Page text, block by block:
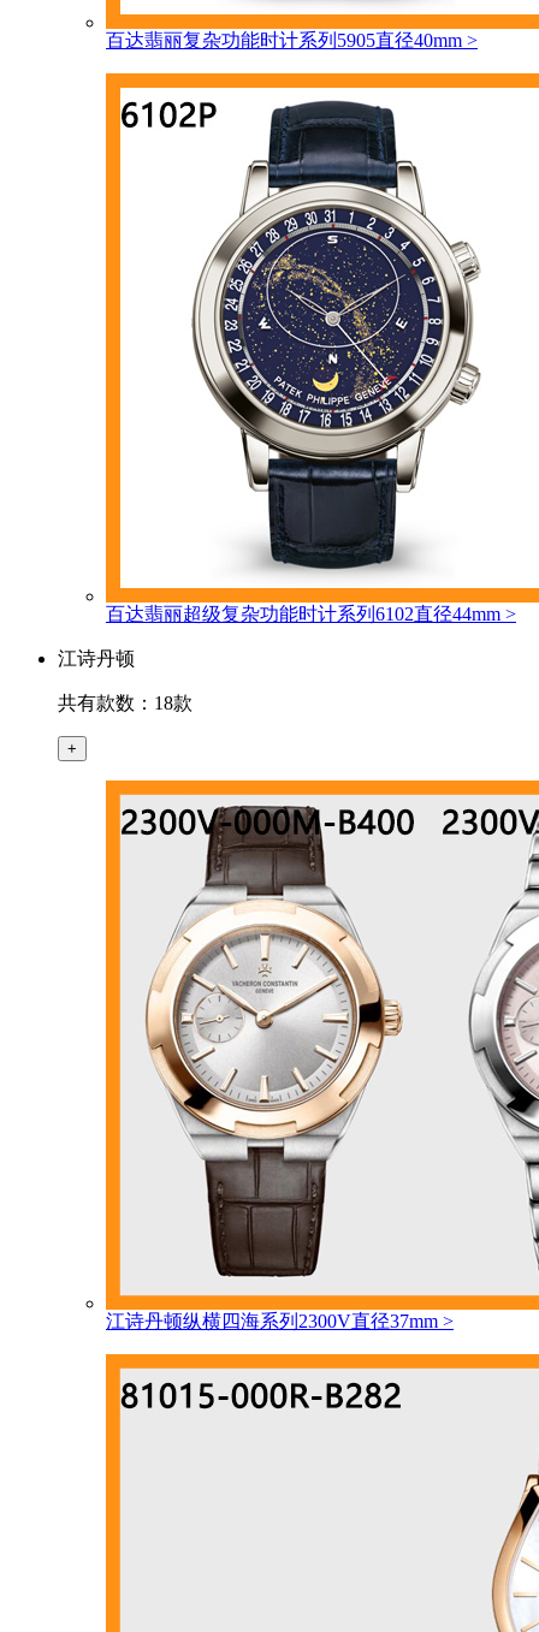
百达翡丽复杂功能时计系列5905直径40mm >
百达翡丽超级复杂功能时计系列6102直径44mm >
江诗丹顿
共有款数：18款
+
江诗丹顿纵横四海系列2300V直径37mm >